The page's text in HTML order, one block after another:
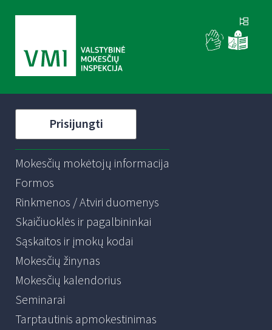
Prisijungti
Mokesčių mokėtojų informacija
Formos
Rinkmenos / Atviri duomenys
Skaičiuoklės ir pagalbininkai
Sąskaitos ir įmokų kodai
Mokesčių žinynas
Mokesčių kalendorius
Seminarai
Tarptautinis apmokestinimas